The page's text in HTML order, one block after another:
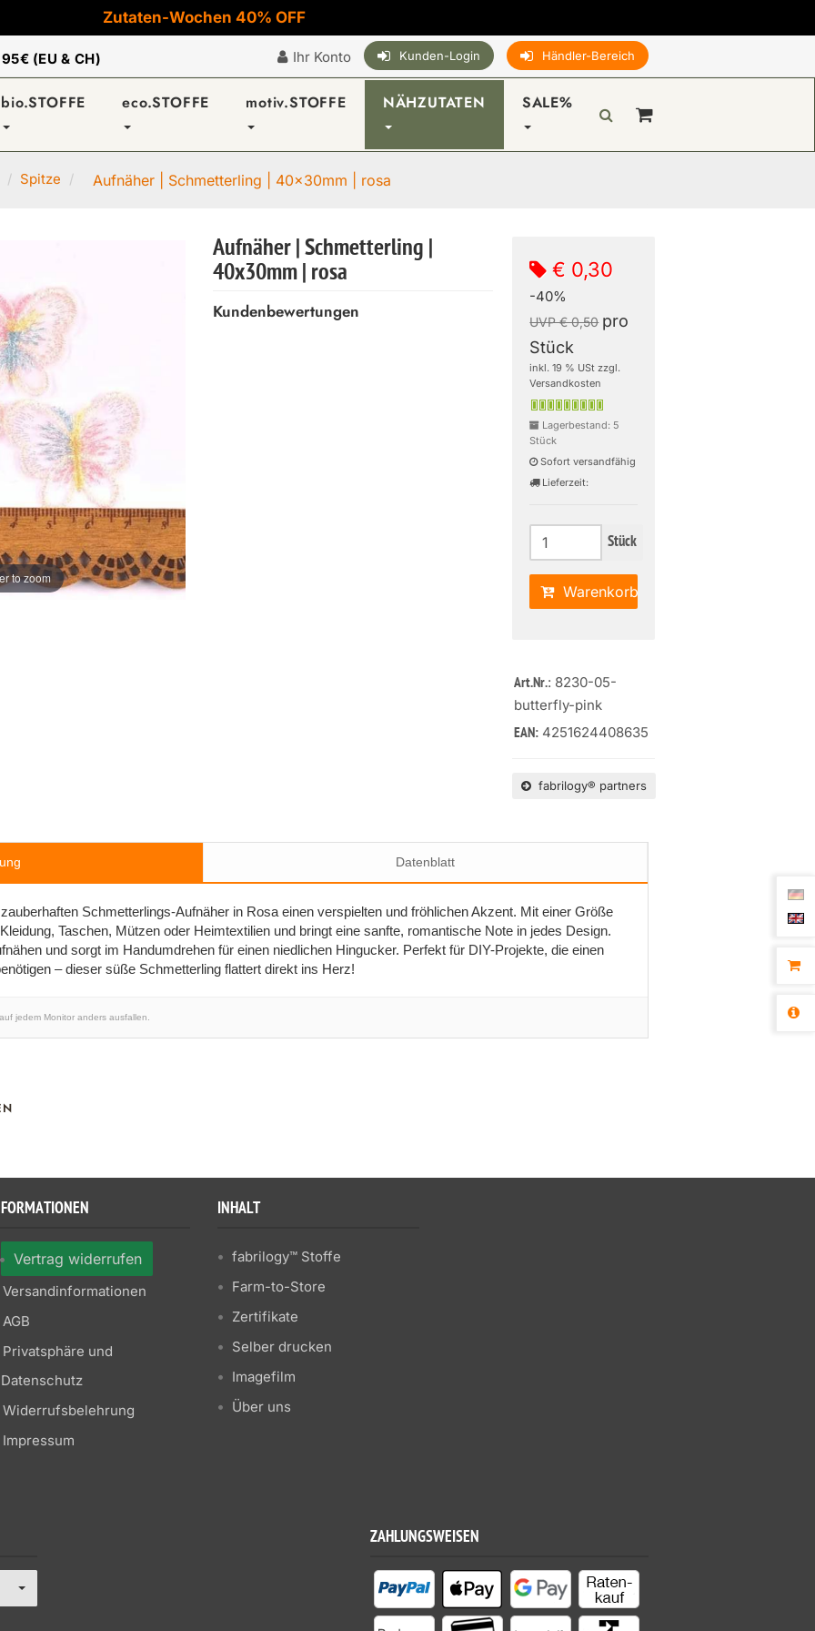
Zutaten-Wochen 40% OFF
95€ (EU & CH) Ihr Konto Kunden-Login Händler-Bereich
bio.STOFFE eco.STOFFE motiv.STOFFE NÄHZUTATEN SALE%
Spitze Aufnäher | Schmetterling | 40x30mm | rosa
to zoom
Aufnäher | Schmetterling |
40x30mm | rosa
Kundenbewertungen
€ 0,30
-40%
UVP € 0,50 pro
Stück
inkl. 19 % USt zzgl.
Versandkosten
Lagerbestand: 5
Stück
Sofort versandfähig
Lieferzeit:
Stück
Warenkorb
Art.Nr.: 8230-05-
butterfly-pink
EAN: 4251624408635
fabrilogy® partners
Datenblatt
Schmetterlings-Aufnäher in Rosa einen verspielten und fröhlichen Akzent. Mit einer Größe
Taschen, Mützen oder Heimtextilien und bringt eine sanfte, romantische Note in jedes Design.
und sorgt im Handumdrehen für einen niedlichen Hingucker. Perfekt für DIY-Projekte, die einen
– dieser süße Schmetterling flattert direkt ins Herz!
jedem Monitor anders ausfallen.
Vertrag widerrufen
Versandinformationen
AGB
Privatsphäre und
Datenschutz
Widerrufsbelehrung
Impressum
INHALT
fabrilogy™ Stoffe
Farm-to-Store
Zertifikate
Selber drucken
Imagefilm
Über uns
ZAHLUNGSWEISEN